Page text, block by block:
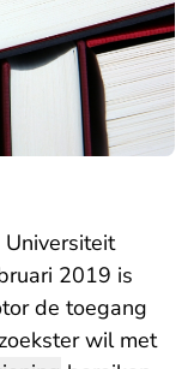
2019 is
de toegang
wil met